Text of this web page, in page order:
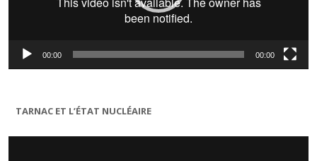
00:00 00:00
TARNAC ET L’ÉTAT NUCLÉAIRE
Lecteur